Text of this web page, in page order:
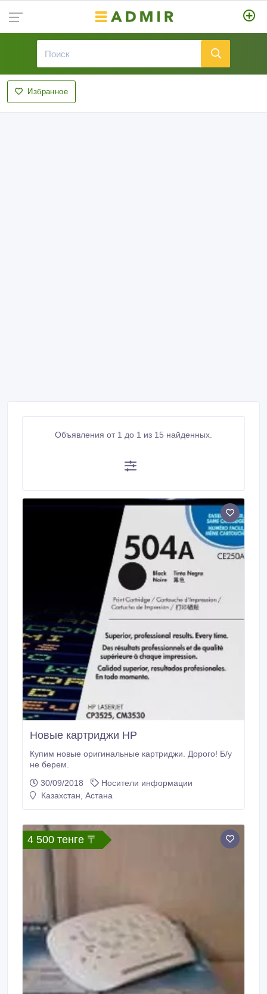
Избранное
Объявления от 1 до 1 из 15 найденных.
Новые картриджи HP
Купим новые оригинальные картриджи. Дорого! Б/у
не берем.
30/09/2018
Носители информации
Казахстан, Астана
4 500 тенге 〒